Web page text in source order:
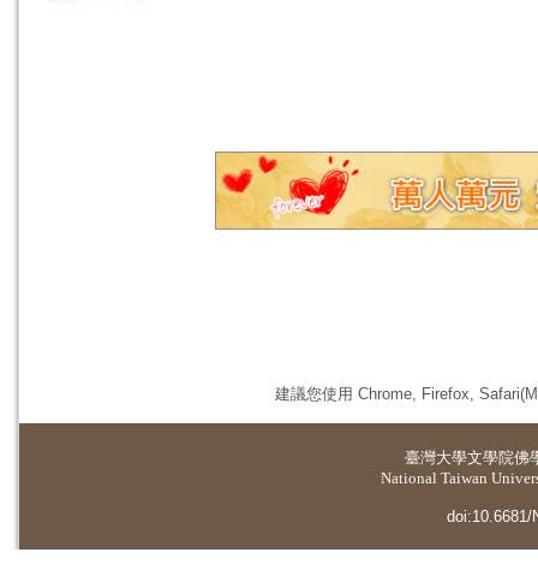
建議您使用 Chrome, Firefox,
臺灣大學文學院佛
National Taiwan
doi:10.6681/